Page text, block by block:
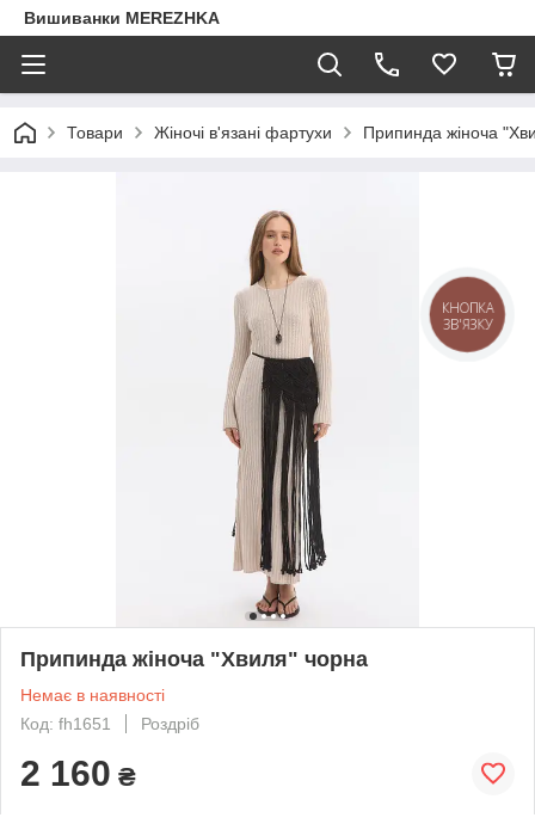
Вишиванки MEREZHKA
Товари Жіночі в'язані фартухи Припинда жіноча
Припинда жіноча "Хвиля" чорна
Немає в наявності
Код: fh1651
Роздріб
2 160 ₴
КНОПКА
ЗВ'ЯЗКУ